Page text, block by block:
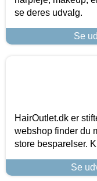
se deres udvalg.
Se
HairOutlet.dk er
webshop finder du
store besparelser.
Se